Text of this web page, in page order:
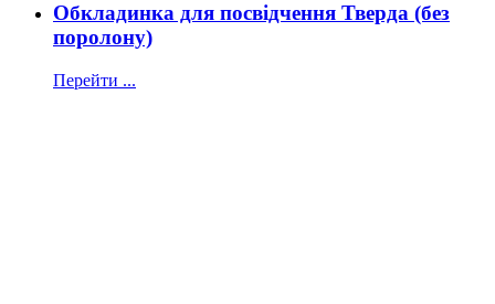
Обкладинка для посвідчення Тверда (без
поролону)
Перейти ...